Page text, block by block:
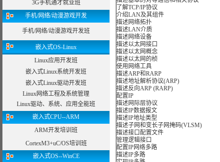
3G手机通才就业班
手机/网络/动漫游戏开发
手机/网络/动漫游戏开发班
嵌入式OS-Linux
Linux应用开发班
嵌入式Linux系统开发班
嵌入式Linux驱动开发班
Linux网络工程及系统管理
Linux驱动、系统、应用全能班
嵌入式CPU--ARM
ARM开发培训班
CortexM3+uC/OS培训班
嵌入式OS--WinCE
了解TCP/IP协议
介绍LAN及其组件
描述网络拓扑
描述LAN介质
描述网络设备
描述以太网接口
描述以太网概念
描述以太网的桢
使用网络工具
描述ARP和RARP
描述地址解析协议(ARP)
描述反向ARP (RARP)
配置IP
描述网际层协议
描述IP数据报文
描述IP地址类型
描述子网和变长子网掩码(VLSM)
描述接口配置文件
管理逻辑接口
配置IP网络多路
描述IP多路